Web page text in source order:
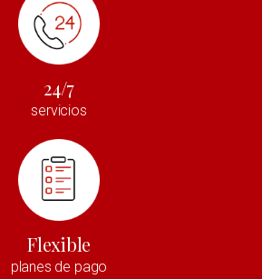
24/7
servicios
Flexible
planes de pago